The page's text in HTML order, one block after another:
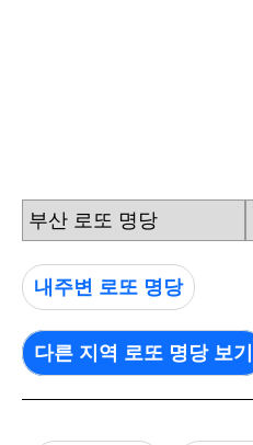
부산 로또 명당
내주변 로또 명당
다른 지역 로또 명당 보기